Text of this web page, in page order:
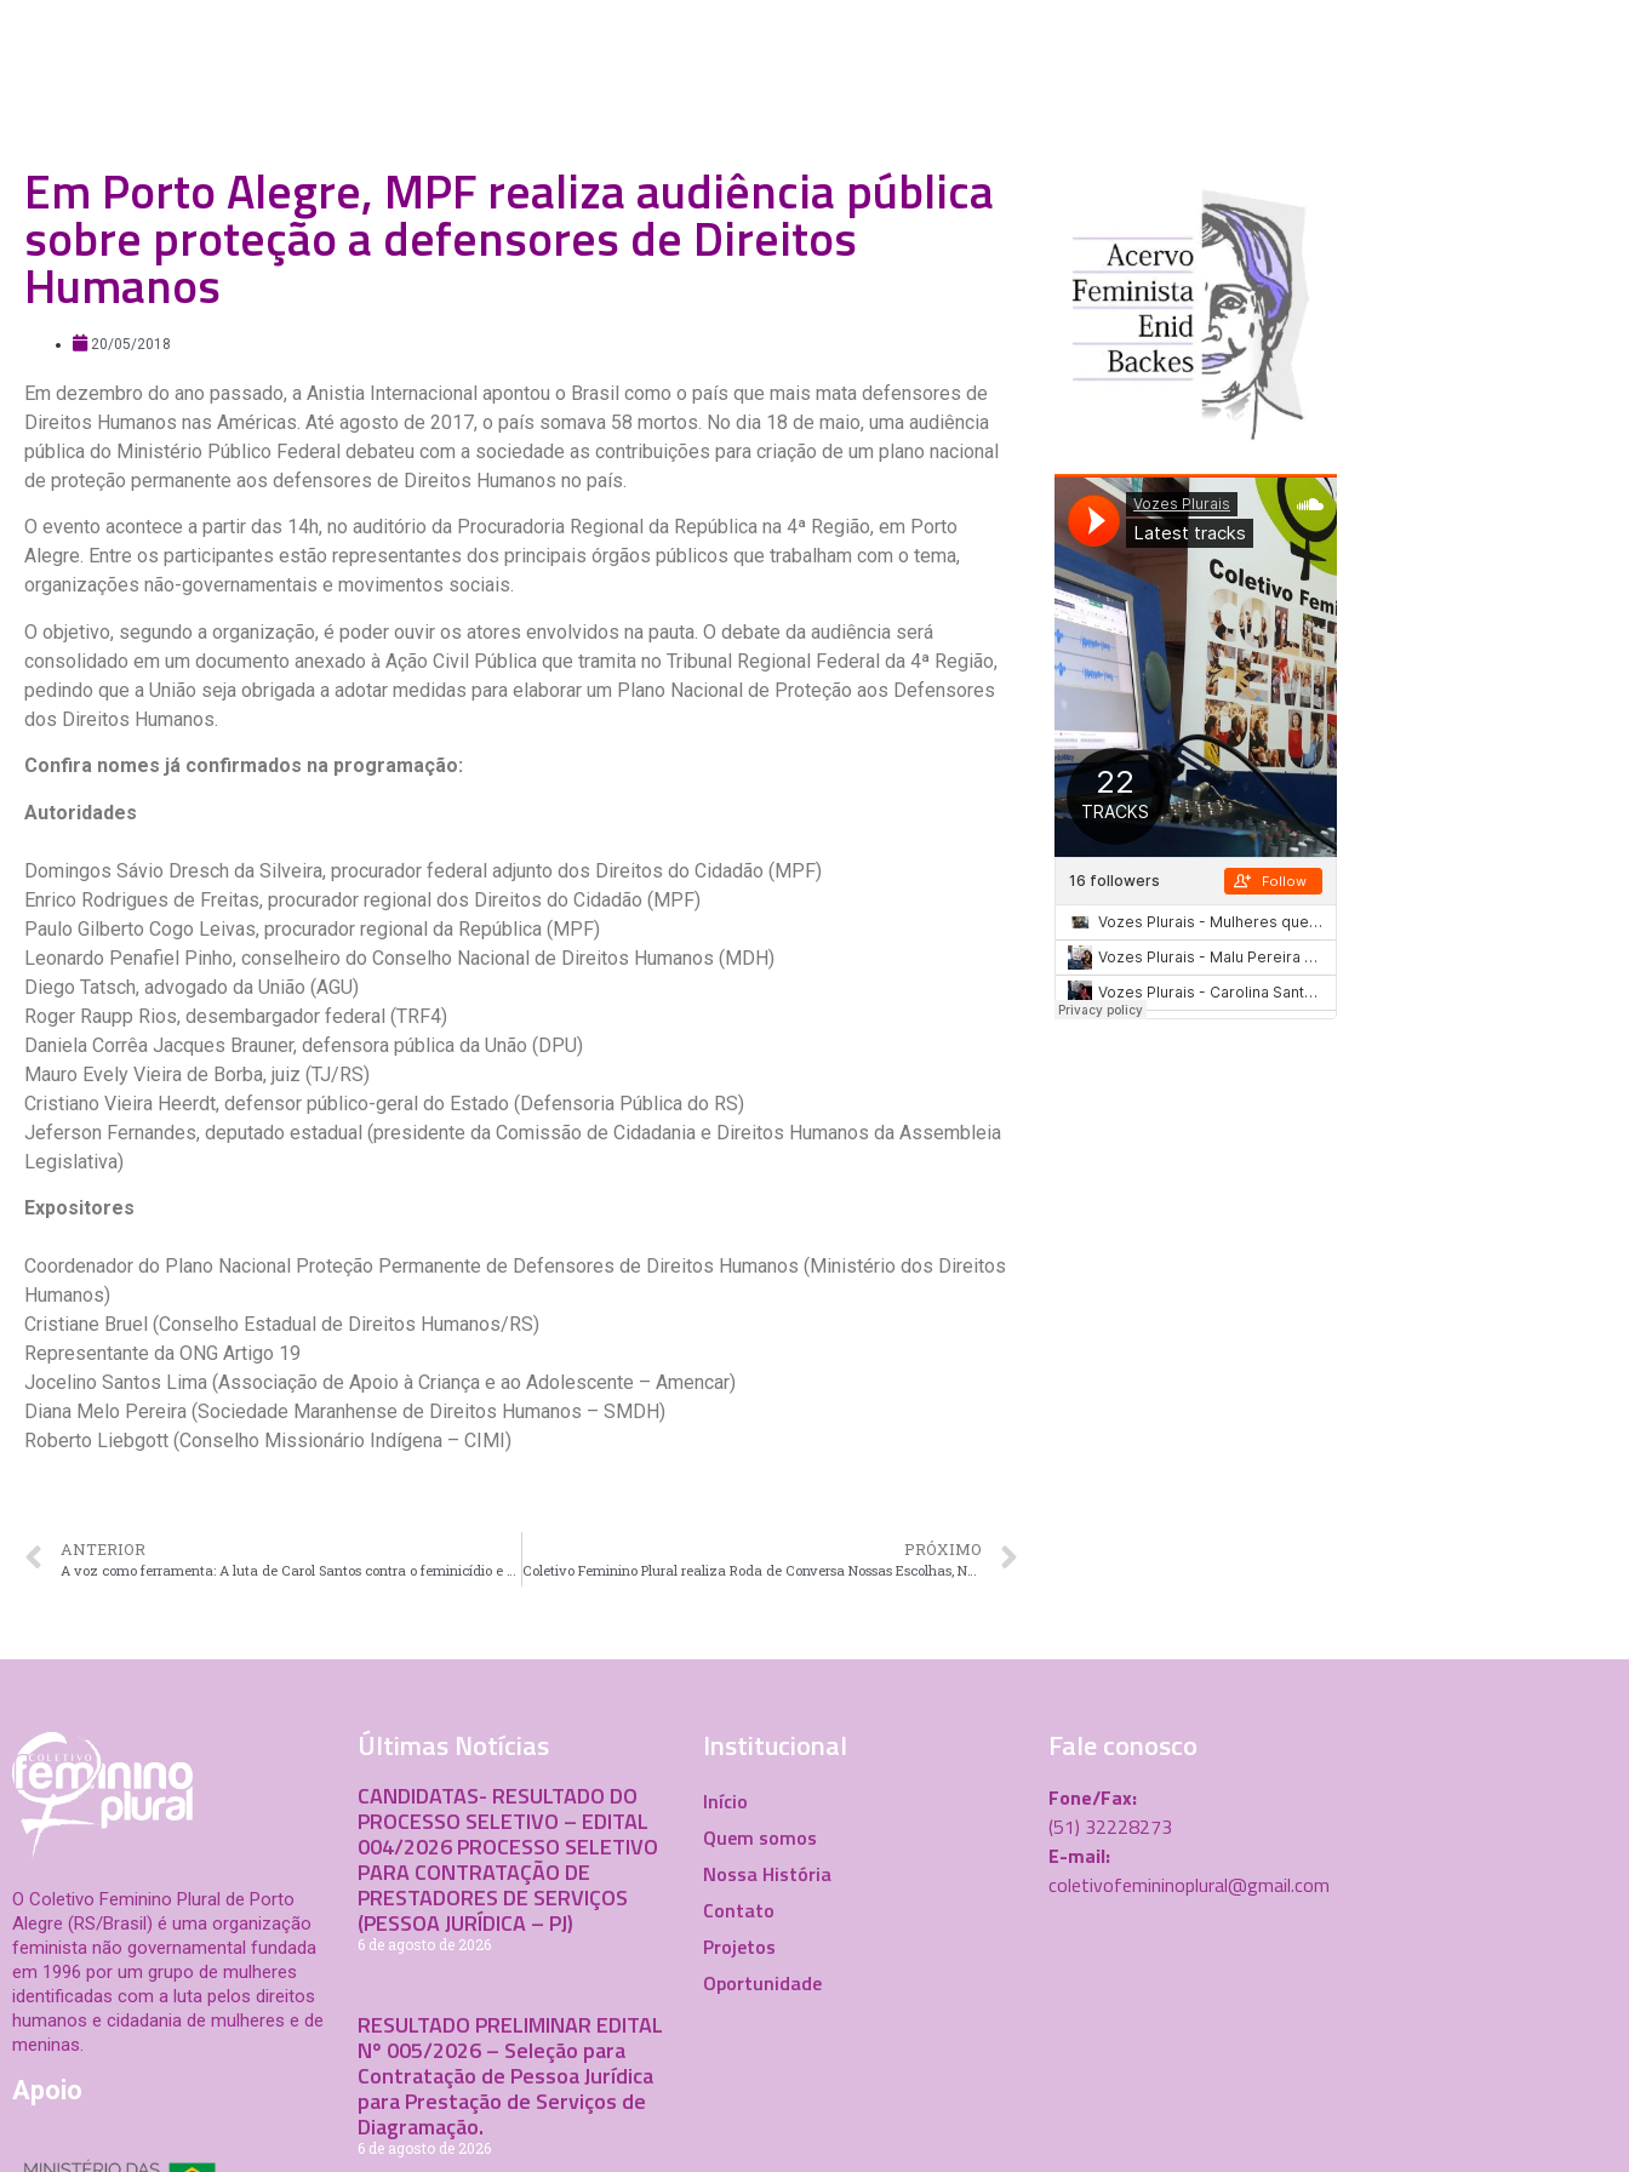
Em Porto Alegre, MPF realiza audiência pública
sobre proteção a defensores de Direitos
Humanos
20/05/2018
Em dezembro do ano passado, a Anistia Internacional apontou o Brasil como o país que mais mata defensores de
Direitos Humanos nas Américas. Até agosto de 2017, o país somava 58 mortos. No dia 18 de maio, uma audiência
pública do Ministério Público Federal debateu com a sociedade as contribuições para criação de um plano nacional
de proteção permanente aos defensores de Direitos Humanos no país.
O evento acontece a partir das 14h, no auditório da Procuradoria Regional da República na 4ª Região, em Porto
Alegre. Entre os participantes estão representantes dos principais órgãos públicos que trabalham com o tema,
organizações não-governamentais e movimentos sociais.
O objetivo, segundo a organização, é poder ouvir os atores envolvidos na pauta. O debate da audiência será
consolidado em um documento anexado à Ação Civil Pública que tramita no Tribunal Regional Federal da 4ª Região,
pedindo que a União seja obrigada a adotar medidas para elaborar um Plano Nacional de Proteção aos Defensores
dos Direitos Humanos.
Confira nomes já confirmados na programação:
Autoridades
Domingos Sávio Dresch da Silveira, procurador federal adjunto dos Direitos do Cidadão (MPF)
Enrico Rodrigues de Freitas, procurador regional dos Direitos do Cidadão (MPF)
Paulo Gilberto Cogo Leivas, procurador regional da República (MPF)
Leonardo Penafiel Pinho, conselheiro do Conselho Nacional de Direitos Humanos (MDH)
Diego Tatsch, advogado da União (AGU)
Roger Raupp Rios, desembargador federal (TRF4)
Daniela Corrêa Jacques Brauner, defensora pública da Unão (DPU)
Mauro Evely Vieira de Borba, juiz (TJ/RS)
Cristiano Vieira Heerdt, defensor público-geral do Estado (Defensoria Pública do RS)
Jeferson Fernandes, deputado estadual (presidente da Comissão de Cidadania e Direitos Humanos da Assembleia
Legislativa)
Expositores
Coordenador do Plano Nacional Proteção Permanente de Defensores de Direitos Humanos (Ministério dos Direitos
Humanos)
Cristiane Bruel (Conselho Estadual de Direitos Humanos/RS)
Representante da ONG Artigo 19
Jocelino Santos Lima (Associação de Apoio à Criança e ao Adolescente – Amencar)
Diana Melo Pereira (Sociedade Maranhense de Direitos Humanos – SMDH)
Roberto Liebgott (Conselho Missionário Indígena – CIMI)
ANTERIOR
A voz como ferramenta: A luta de Carol Santos contra o feminicídio e o silêncio
PRÓXIMO
Coletivo Feminino Plural realiza Roda de Conversa Nossas Escolhas, Nossos Direitos
O Coletivo Feminino Plural de Porto
Alegre (RS/Brasil) é uma organização
feminista não governamental fundada
em 1996 por um grupo de mulheres
identificadas com a luta pelos direitos
humanos e cidadania de mulheres e de
meninas.
Apoio
Últimas Notícias
CANDIDATAS- RESULTADO DO
PROCESSO SELETIVO – EDITAL
004/2026 PROCESSO SELETIVO
PARA CONTRATAÇÃO DE
PRESTADORES DE SERVIÇOS
(PESSOA JURÍDICA – PJ)
6 de agosto de 2026
RESULTADO PRELIMINAR EDITAL
Nº 005/2026 – Seleção para
Contratação de Pessoa Jurídica
para Prestação de Serviços de
Diagramação.
6 de agosto de 2026
Institucional
Início
Quem somos
Nossa História
Contato
Projetos
Oportunidade
Fale conosco
Fone/Fax:
(51) 32228273
E-mail:
coletivofemininoplural@gmail.com